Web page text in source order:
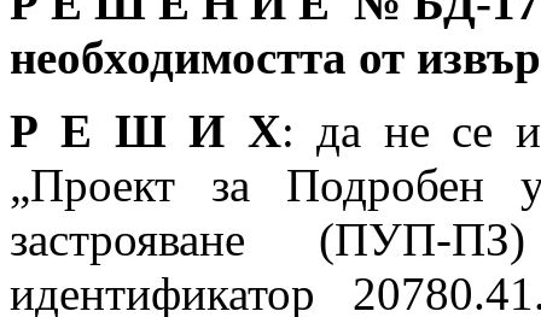
необходимостта от
Р Е Ш И Х: да не се
„Проект за Подробен
застрояване
идентификатор